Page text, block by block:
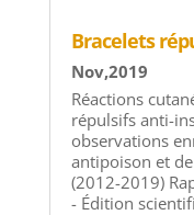
Bracelets
Nov,2019
Réactions
répulsifs anti-
observations
antipoison et
(2012-2019)
- Édition